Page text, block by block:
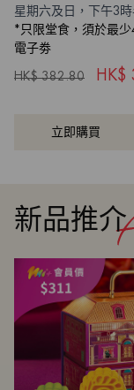
星期六及日，下午3
*只限堂食，須於最
電子劵
HK$ 382.80 HK$
立即購買
新品推介